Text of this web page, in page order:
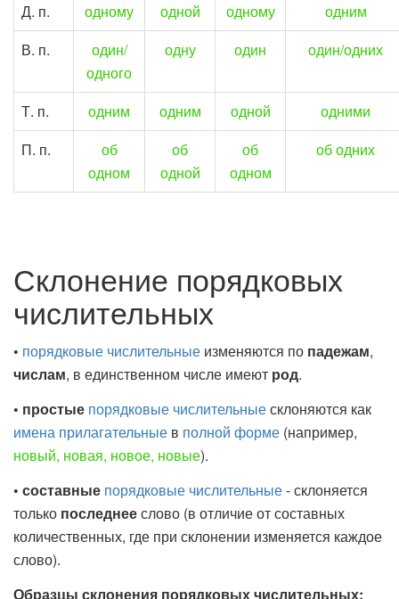
Д. п.
одному одной одному
одним
В. п.
один/
одного
одну один один/одних
Т. п. одним одним одной
одними
П. п.
об
одном
об
одной
об
одном
об одних
Склонение порядковых
числительных
• порядковые числительные изменяются по падежам,
числам, в единственном числе имеют род.
• простые порядковые числительныесклоняются как
имена прилагательные в полной форме (например,
новый, новая, новое, новые).
• составные порядковые числительные- склоняется
только последнееслово (в отличие от составных
количественных, где при склонении изменяется каждое
слово).
Образцы склонения порядковых числительных: